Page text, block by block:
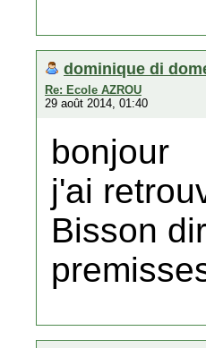
dominique di
Re: Ecole AZROU
29 août 2014, 01:40
bonjour
j'ai
Bisson